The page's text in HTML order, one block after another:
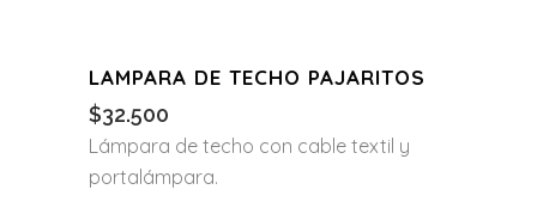
LAMPARA DE TECHO PAJARITOS
$32.500
Lámpara de techo con cable textil y
portalámpara.